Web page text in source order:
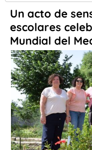
Un acto de
escolares
Mundial del